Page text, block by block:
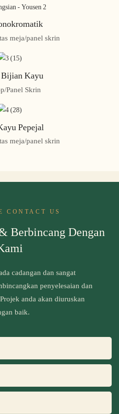
meja/panel skrin
Bijian Kayu
Panel Skrin
Pepejal
meja/panel skrin
CONTACT US
Berbincang Dengan
cadangan dan sangat
penyelesaian dan
anda akan diuruskan
baik.